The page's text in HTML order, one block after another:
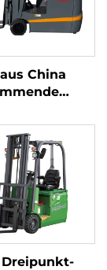
China
Batterie-
mit 1,0
Dreipunkt-